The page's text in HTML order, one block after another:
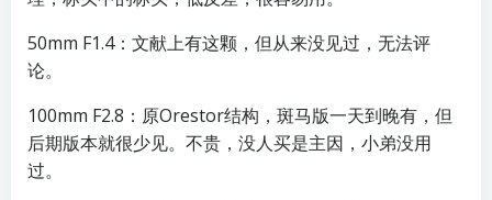
50mm F1.4：文献上有这颗，但从来没见过，无法评
论。
100mm F2.8：原Orestor结构，斑马版一天到晚有，但
后期版本就很少见。不贵，没人买是主因，小弟没用
过。